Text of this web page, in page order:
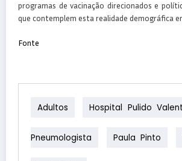
programas de vacinação direcionados e
que contemplem esta realidade demográfica
Fonte
Adultos Hospital Pulido
Pneumologista Paula Pinto